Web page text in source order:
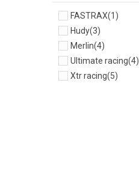
FASTRAX(1)
Hudy(3)
Merlin(4)
Ultimate racing(4)
Xtr racing(5)